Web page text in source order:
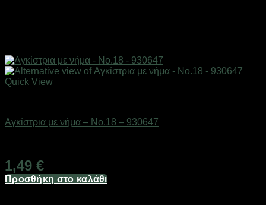
Quick View
Αγκίστρια με νήμα – No.18 – 930647
1,49 €
Προσθήκη στο καλάθι